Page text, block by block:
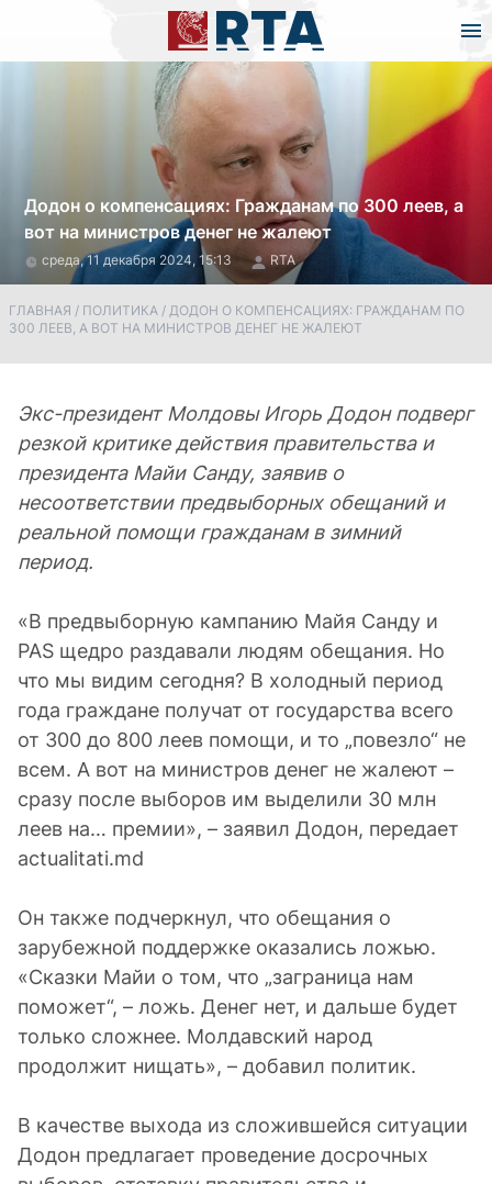
Додон о компенсациях: Гражданам по 300 леев, а
вот на министров денег не жалеют
среда, 11 декабря 2024, 15:13 RTA
ГЛАВНАЯ / ПОЛИТИКА / ДОДОН О КОМПЕНСАЦИЯХ: ГРАЖДАНАМ ПО
300 ЛЕЕВ, А ВОТ НА МИНИСТРОВ ДЕНЕГ НЕ ЖАЛЕЮТ
Экс-президент Молдовы Игорь Додон подверг
резкой критике действия правительства и
президента Майи Санду, заявив о
несоответствии предвыборных обещаний и
реальной помощи гражданам в зимний
период.
«В предвыборную кампанию Майя Санду и
PAS щедро раздавали людям обещания. Но
что мы видим сегодня? В холодный период
года граждане получат от государства всего
от 300 до 800 леев помощи, и то „повезло“ не
всем. А вот на министров денег не жалеют –
сразу после выборов им выделили 30 млн
леев на… премии», – заявил Додон, передает
actualitati.md
Он также подчеркнул, что обещания о
зарубежной поддержке оказались ложью.
«Сказки Майи о том, что „заграница нам
поможет“, – ложь. Денег нет, и дальше будет
только сложнее. Молдавский народ
продолжит нищать», – добавил политик.
В качестве выхода из сложившейся ситуации
Додон предлагает проведение досрочных